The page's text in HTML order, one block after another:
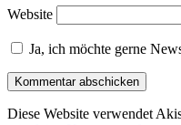
Website
Ja, ich möchte gerne
Diese Website verwendet